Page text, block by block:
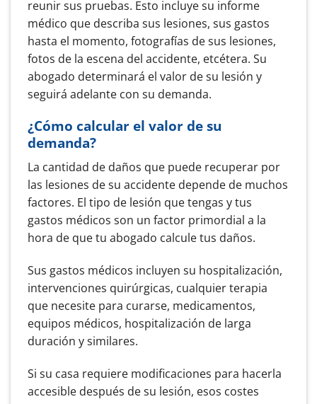
reunir sus pruebas. Esto incluye su informe
médico que describa sus lesiones, sus gastos
hasta el momento, fotografías de sus lesiones,
fotos de la escena del accidente, etcétera. Su
abogado determinará el valor de su lesión y
seguirá adelante con su demanda.
¿Cómo calcular el valor de su
demanda?
La cantidad de daños que puede recuperar por
las lesiones de su accidente depende de muchos
factores. El tipo de lesión que tengas y tus
gastos médicos son un factor primordial a la
hora de que tu abogado calcule tus daños.
Sus gastos médicos incluyen su hospitalización,
intervenciones quirúrgicas, cualquier terapia
que necesite para curarse, medicamentos,
equipos médicos, hospitalización de larga
duración y similares.
Si su casa requiere modificaciones para hacerla
accesible después de su lesión, esos costes